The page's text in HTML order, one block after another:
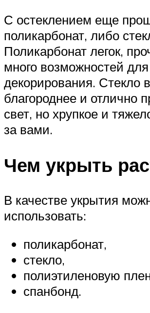
С остеклением еще
поликарбонат, либо
Поликарбонат легок,
много возможностей для
декорирования. Стекло
благороднее и отлично
свет, но хрупкое и
за вами.
Чем укрыть
В качестве укрытия
использовать:
поликарбонат,
стекло,
полиэтиленовую
спанбонд.